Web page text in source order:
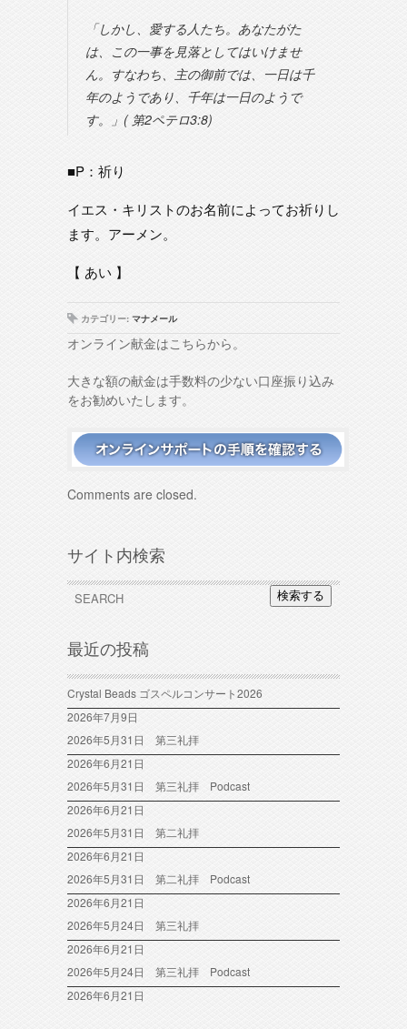
「しかし、愛する人たち。あなたがた
は、この一事を見落としてはいけませ
ん。すなわち、主の御前では、一日は千
年のようであり、千年は一日のようで
す。」( 第2ペテロ3:8)
■P：祈り
イエス・キリストのお名前によってお祈りし
ます。アーメン。
【 あい 】
カテゴリー: マナメール
オンライン献金はこちらから。
大きな額の献金は手数料の少ない口座振り込み
をお勧めいたします。
Comments are closed.
サイト内検索
検索する
最近の投稿
Crystal Beads ゴスペルコンサート2026
2026年7月9日
2026年5月31日 第三礼拝
2026年6月21日
2026年5月31日 第三礼拝 Podcast
2026年6月21日
2026年5月31日 第二礼拝
2026年6月21日
2026年5月31日 第二礼拝 Podcast
2026年6月21日
2026年5月24日 第三礼拝
2026年6月21日
2026年5月24日 第三礼拝 Podcast
2026年6月21日